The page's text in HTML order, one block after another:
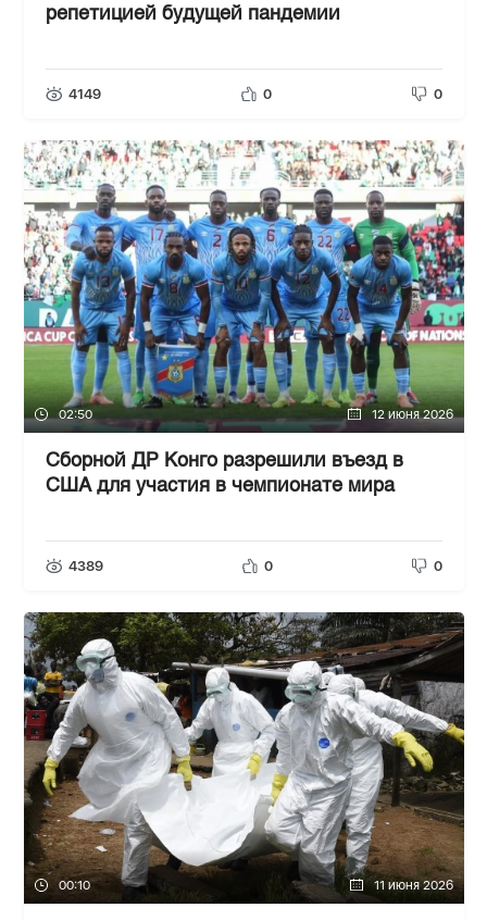
репетицией будущей пандемии
4149 0 0
02:50 12 июня 2026
Сборной ДР Конго разрешили въезд в
США для участия в чемпионате мира
4389 0 0
00:10 11 июня 2026